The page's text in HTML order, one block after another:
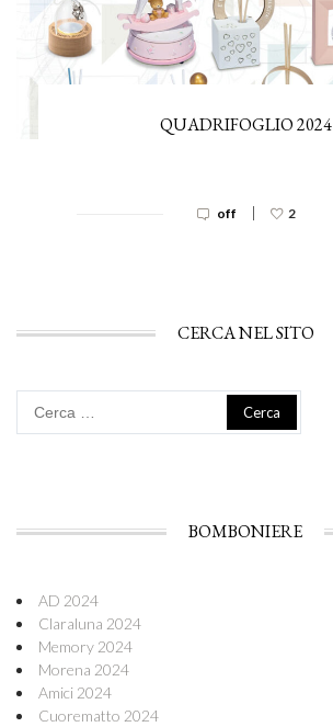
QUADRIFOGLIO 2024
off | 2
CERCA NEL SITO
per:
BOMBONIERE
AD 2024
Claraluna 2024
Memory 2024
Morena 2024
Amici 2024
Cuorematto 2024